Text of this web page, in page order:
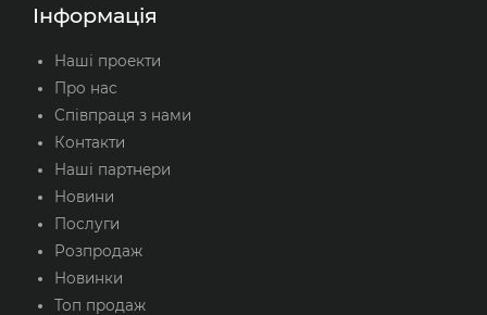
Інформація
Наші проекти
Про нас
Співпраця з нами
Контакти
Наші партнери
Новини
Послуги
Розпродаж
Новинки
Топ продаж